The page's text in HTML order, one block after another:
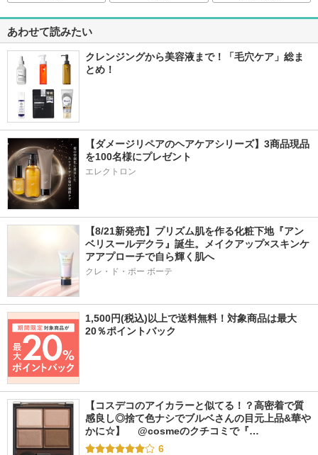
あわせて読みたい
クレンジングから美容液まで！「毛穴ケア」総ま
とめ！
【ダメージリペアのヘアケアシリーズ】3商品現品
を100名様にプレゼント
エレクトロン
【8/21新発売】プリズム肌を作る化粧下地『アン
ベリスールデクラ』誕生。メイクアップ×スキンケ
アアプローチで自ら輝く肌へ
クレ・ド・ポー ボーテ
1,500円(税込)以上で送料無料！対象商品は最大
20％ポイントバック
【コスデコのアイカラーと似てる！？高密着で質
感良し◎捨て色ナシでブルベさんの目元上品&華や
かに☆】 　@cosmeのクチコミで『…
6